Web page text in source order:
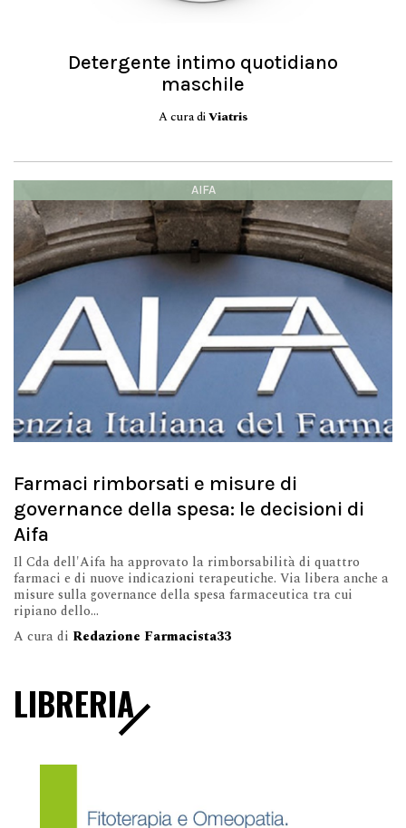
Detergente intimo quotidiano
maschile
A cura diViatris
AIFA
Farmaci rimborsati e misure di
governance della spesa: le decisioni di
Aifa
Il Cda dell'Aifa ha approvato la rimborsabilità di quattro
farmaci e di nuove indicazioni terapeutiche. Via libera anche a
misure sulla governance della spesa farmaceutica tra cui
ripiano dello...
A cura di Redazione Farmacista33
LIBRERIA